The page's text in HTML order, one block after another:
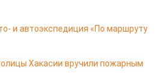
и автоэкспедиция «По маршруту
Хакасии вручили пожарным